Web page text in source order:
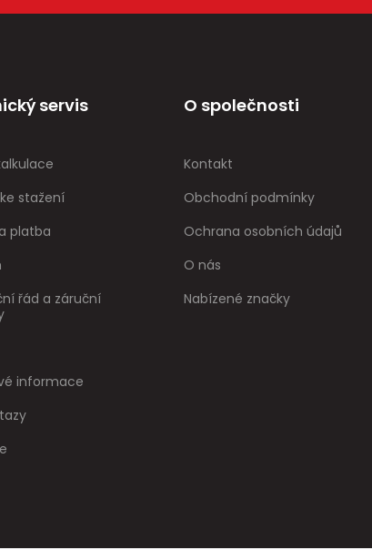
servis
stažení
platba
řád a záruční
informace
O společnosti
Kontakt
Obchodní podmínky
Ochrana osobních údajů
O nás
Nabízené značky